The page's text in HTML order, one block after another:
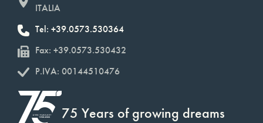
ITALIA
Tel: +39.0573.530364
Fax: +39.0573.530432
P.IVA: 00144510476
75 Years of growing dreams